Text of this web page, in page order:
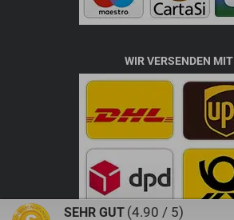
WIR VERSENDEN MIT
SEHR GUT (4.90 / 5)